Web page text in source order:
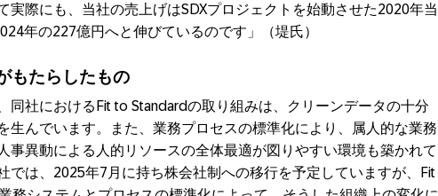
実際にも、当社の売上げはSDXプロジェクトを始動させた2020年当
年の227億円へと伸びているのです」（堤氏）
もたらしたもの
同社におけるFit to Standardの取り組みは、クリーンデータの十分
生んでいます。また、業務プロセスの標準化により、属人的な業務
事異動による人的リソースの全体最適が図りやすい環境も築かれて
では、2025年7月に持ち株会社制への移行を予定していますが、Fit